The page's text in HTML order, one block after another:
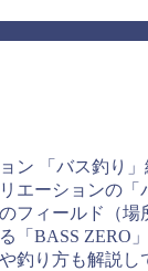
ン 「バス釣り」
エーションの「
フィールド（場
「BASS ZERO
釣り方も解説し